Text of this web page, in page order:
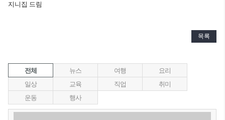
지니집 드림
목록
전체 뉴스 여행
요리
일상
교육 직업
취미
운동
행사